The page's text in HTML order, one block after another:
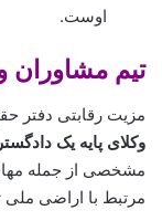
اوست.
تیم مشاوران
مزیت رقابتی دفتر
وکلای پایه یک
مشخصی از جمله
مرتبط با اراضی